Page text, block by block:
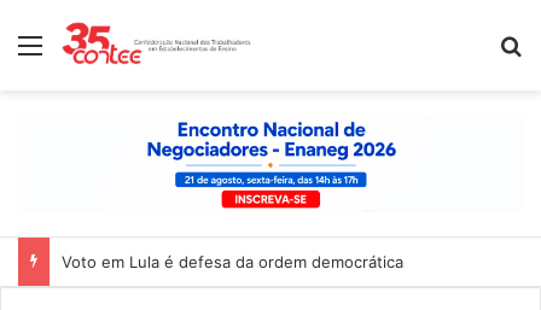
Menu
Voto em Lula é defesa da ordem democrática